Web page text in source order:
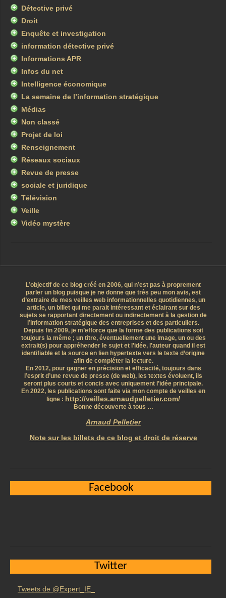
Détective privé
Droit
Enquête et investigation
information détective privé
Informations APR
Infos du net
Intelligence économique
La semaine de l’information stratégique
Médias
Non classé
Projet de loi
Renseignement
Réseaux sociaux
Revue de presse
sociale et juridique
Télévision
Veille
Vidéo mystère
L’objectif de ce blog créé en 2006, qui n’est pas à proprement
parler un blog puisque je ne donne que très peu mon avis, est
d’extraire de mes veilles web informationnelles quotidiennes, un
article, un billet qui me parait intéressant et éclairant sur des
sujets se rapportant directement ou indirectement à la gestion de
l’information stratégique des entreprises et des particuliers.
Depuis fin 2009, je m’efforce que la forme des publications soit
toujours la même ; un titre, éventuellement une image, un ou des
extrait(s) pour appréhender le sujet et l’idée, l’auteur quand il est
identifiable et la source en lien hypertexte vers le texte d’origine
afin de compléter la lecture.
En 2012, pour gagner en précision et efficacité, toujours dans
l’esprit d’une revue de presse (de web), les textes évoluent, ils
seront plus courts et concis avec uniquement l’idée principale.
En 2022, les publications sont faite via mon compte de veilles en
ligne : http://veilles.arnaudpelletier.com/
Bonne découverte à tous …
Arnaud Pelletier
Note sur les billets de ce blog et droit de réserve
Facebook
Twitter
Tweets de @Expert_IE_